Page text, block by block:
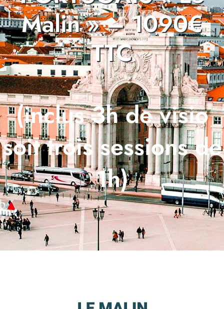
Malin » – 1090€
TTC
(inclus 3h de visio
soit trois sessions de
1h)